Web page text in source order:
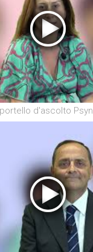
d'ascolto